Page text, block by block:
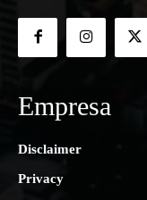
Empresa
Disclaimer
Privacy